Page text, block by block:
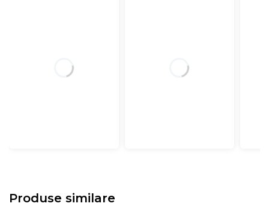
Produse similare